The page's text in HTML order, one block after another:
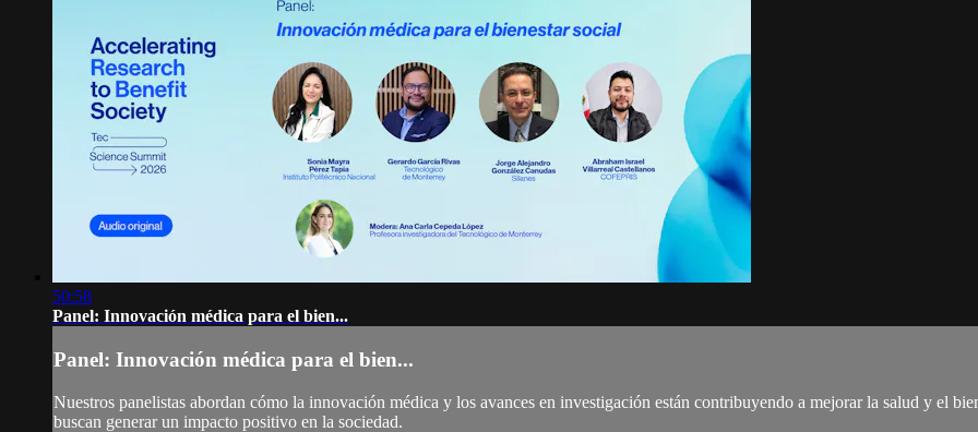
50:58
Panel: Innovación médica para el bien...
Panel: Innovación médica para el bien...
Nuestros panelistas abordan cómo la innovación médica y los avances en investigación están contribuyendo a mejorar la salud y el
buscan generar un impacto positivo en la sociedad.